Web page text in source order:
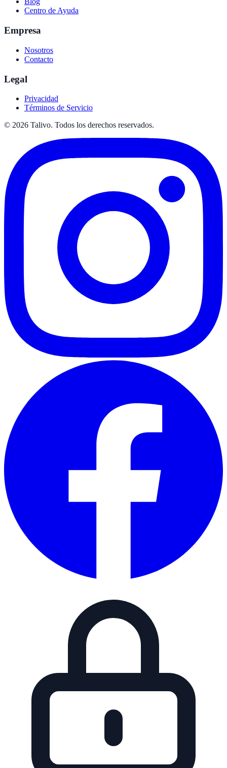
Centro de Ayuda
Empresa
Nosotros
Contacto
Legal
Privacidad
Términos de Servicio
© 2026 Talivo. Todos los derechos reservados.